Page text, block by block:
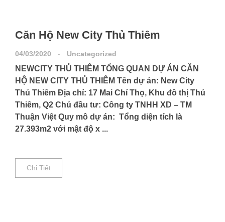
Căn Hộ New City Thủ Thiêm
04/03/2020 Uncategorized
NEWCITY THỦ THIÊM TỔNG QUAN DỰ ÁN CĂN
HỘ NEW CITY THỦ THIÊM Tên dự án: New City
Thủ Thiêm Địa chỉ: 17 Mai Chí Thọ, Khu đô thị Thủ
Thiêm, Q2 Chủ đầu tư: Công ty TNHH XD – TM
Thuận Việt Quy mô dự án: Tổng diện tích là
27.393m2 với mật độ x ...
Chi Tiết